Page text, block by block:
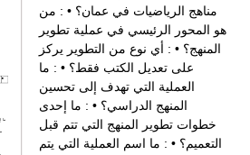
مناهج الرياضيات في عمان؟ • : من
هو المحور الرئيسي في عملية تطوير
المنهج؟ • : أي نوع من التطوير يركز
على تعديل الكتب فقط؟ • : ما
العملية التي تهدف إلى تحسين
المنهج الدراسي؟ • : ما إحدى
خطوات تطوير المنهج التي تتم قبل
التعميم؟ • : ما اسم العملية التي يتم